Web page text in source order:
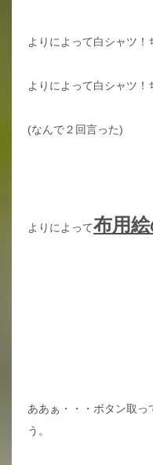
よりによって白シャツ！
よりによって白シャツ！
(なんで２回言った)
よりによって布用
ああぁ・・・ボタン取っ
う。